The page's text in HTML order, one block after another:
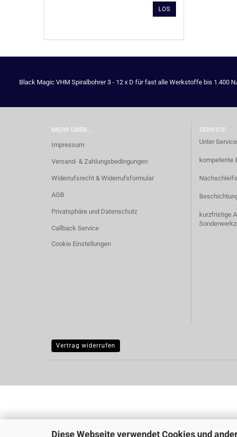
Diese Webseite verwendet Cookies und
LOS
Black Magic VHM Spiralbohrer 3 - 12 x D für fast alle Werkstoffe bis 1.400
MEHR ÜBER...
Impressum
Versand- & Zahlungsbedingungen
Widerrufsrecht & Widerrufsformular
AGB
Privatsphäre und Datenschutz
Callback Service
Cookie Einstellungen
SERVICE
Unter
kompetente
kurzfristige
Vertrag widerrufen